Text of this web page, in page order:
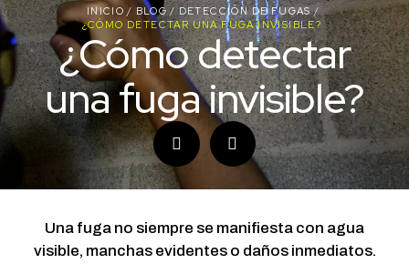
INICIO BLOG
DETECCIÓN DE FUGAS
¿CÓMO DETECTAR UNA FUGA INVISIBLE?
¿Cómo detectar
una fuga invisible?
Una fuga no siempre se manifiesta con agua
visible, manchas evidentes o daños inmediatos.